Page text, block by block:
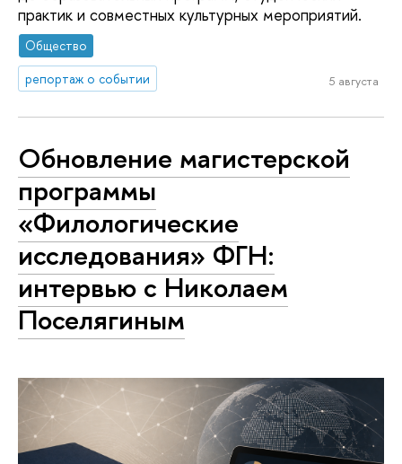
практик и совместных культурных мероприятий.
Общество
репортаж о событии
5 августа
Обновление магистерской
программы
«Филологические
исследования» ФГН:
интервью с Николаем
Поселягиным